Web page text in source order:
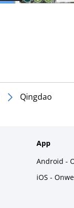
Qingdao
App
Android -
iOS -